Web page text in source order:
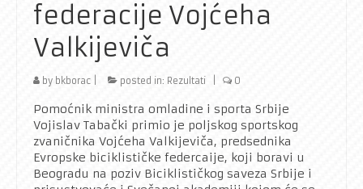
federacije Vojćeha
Valkijeviča
by bkborac posted in: Rezultati 0
Pomoćnik ministra omladine i sporta Srbije
Vojislav Tabački primio je poljskog sportskog
zvaničnika Vojćeha Valkijeviča, predsednika
Evropske biciklističke federcaije, koji boravi u
Beogradu na poziv Biciklističkog saveza Srbije i